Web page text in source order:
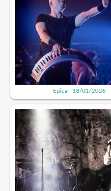
Epica - 18/01/2026